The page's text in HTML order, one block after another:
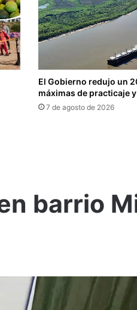
El Gobierno redujo un
máximas de practicaje
7 de agosto de 2026